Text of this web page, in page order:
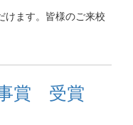
けます。皆様のご来校
賞 受賞